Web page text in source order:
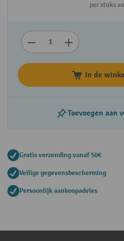
per stuks
In de
Toevoegen aan
Gratis verzending vanaf 50€
Veilige gegevensbescherming
Persoonlijk aankoopadvies